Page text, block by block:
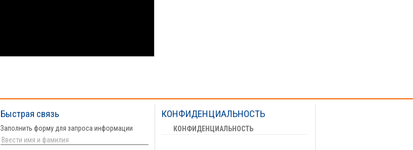
Быстрая связь
Заполнить форму для запроса информации
КОНФИДЕНЦИАЛЬНОСТЬ
КОНФИДЕНЦИАЛЬНОСТЬ